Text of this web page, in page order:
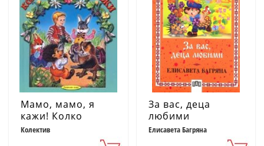
Мамо, мамо, я
кажи! Колко
слончето тежи/
Колектив
За вас, деца
любими
Елисавета Багряна